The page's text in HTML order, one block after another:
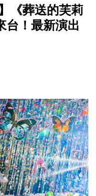
《葬送的芙莉
台！最新演出